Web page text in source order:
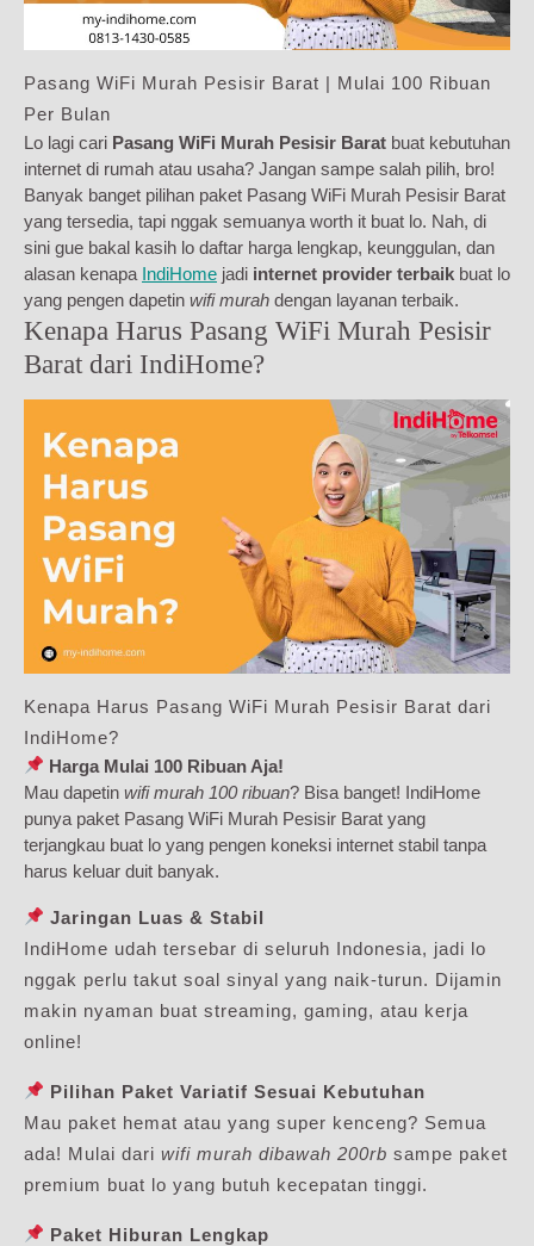
Pasang WiFi Murah Pesisir Barat | Mulai 100 Ribuan
Per Bulan
Lo lagi cari Pasang WiFi Murah Pesisir Barat buat kebutuhan
internet di rumah atau usaha? Jangan sampe salah pilih, bro!
Banyak banget pilihan paket Pasang WiFi Murah Pesisir Barat
yang tersedia, tapi nggak semuanya worth it buat lo. Nah, di
sini gue bakal kasih lo daftar harga lengkap, keunggulan, dan
alasan kenapa IndiHome jadi internet provider terbaik buat lo
yang pengen dapetin wifi murah dengan layanan terbaik.
Kenapa Harus Pasang WiFi Murah Pesisir
Barat dari IndiHome?
Kenapa Harus Pasang WiFi Murah Pesisir Barat dari
IndiHome?
Harga Mulai 100 Ribuan Aja!
Mau dapetin wifi murah 100 ribuan? Bisa banget! IndiHome
punya paket Pasang WiFi Murah Pesisir Barat yang
terjangkau buat lo yang pengen koneksi internet stabil tanpa
harus keluar duit banyak.
Jaringan Luas & Stabil
IndiHome udah tersebar di seluruh Indonesia, jadi lo
nggak perlu takut soal sinyal yang naik-turun. Dijamin
makin nyaman buat streaming, gaming, atau kerja
online!
Pilihan Paket Variatif Sesuai Kebutuhan
Mau paket hemat atau yang super kenceng? Semua
ada! Mulai dari wifi murah dibawah 200rb sampe paket
premium buat lo yang butuh kecepatan tinggi.
Paket Hiburan Lengkap